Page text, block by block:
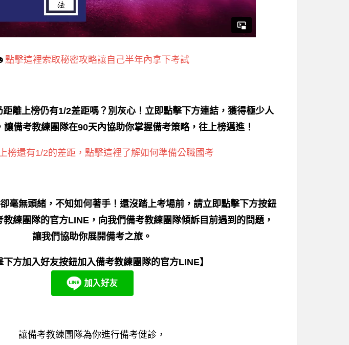
點擊這裡索取秘密攻略讓自己半年內拿下考試
離上榜仍有1/2差距嗎？別灰心！立即點擊下方連結，獲得極少人
備考教練團隊在90天內協助你掌握備考策略，往上榜邁進！
榜還有1/2的差距，點擊這裡了解如何準備公職國考
毫無頭緒，不知如何著手！還沒踏上考場前，請立即點擊下方按鈕
練團隊的官方LINE，向我們備考教練團隊傾訴目前遇到的問題，
讓我們協助你展開備考之旅。
下方加入好友按鈕加入備考教練團隊的官方LINE】
讓備考教練團隊為你進行備考健診，